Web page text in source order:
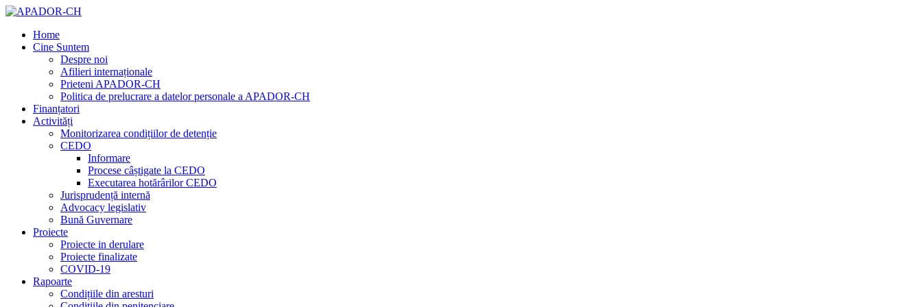
Home
Cine Suntem
Despre noi
Afilieri internaționale
Prieteni APADOR-CH
Politica de prelucrare a datelor personale a APADOR-CH
Finanțatori
Activități
Monitorizarea condițiilor de detenție
CEDO
Informare
Procese câștigate la CEDO
Executarea hotărârilor CEDO
Jurisprudență internă
Advocacy legislativ
Bună Guvernare
Proiecte
Proiecte in derulare
Proiecte finalizate
COVID-19
Rapoarte
Condițiile din aresturi